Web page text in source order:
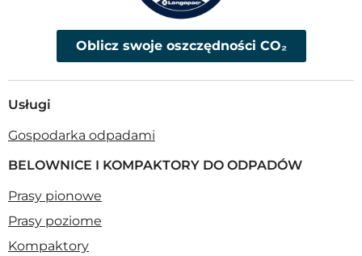
Oblicz swoje oszczędności CO₂
Usługi
Gospodarka odpadami
BELOWNICE I KOMPAKTORY DO ODPADÓW
Prasy pionowe
Prasy poziome
Kompaktory